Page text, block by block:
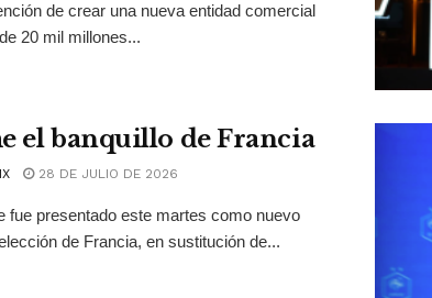
de crear una nueva entidad comercial
20 mil millones...
el banquillo de Francia
28 DE JULIO DE 2026
fue presentado este martes como nuevo
de Francia, en sustitución de...